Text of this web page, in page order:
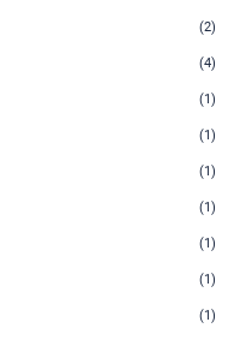
(2)
(4)
(1)
(1)
(1)
(1)
(1)
(1)
(1)